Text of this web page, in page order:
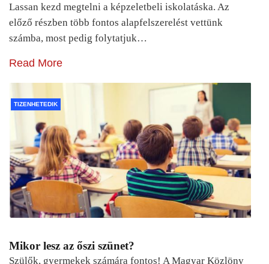
Lassan kezd megtelni a képzeletbeli iskolatáska. Az
előző részben több fontos alapfelszerelést vettünk
számba, most pedig folytatjuk…
Read More
TIZENHETEDIK
Mikor lesz az őszi szünet?
Szülők, gyermekek számára fontos! A Magyar Közlöny